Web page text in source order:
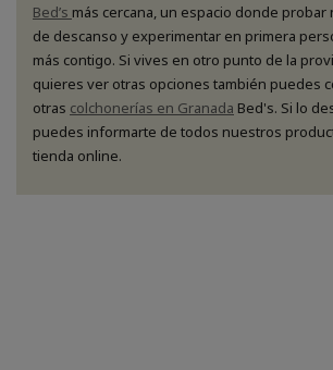
Bed’s más cercana, un espacio donde
de descanso y experimentar en primera
más contigo. Si vives en otro punto de la
quieres ver otras opciones también puedes
otras colchonerías en Granada Bed's. Si lo
puedes informarte de todos nuestros
tienda online.